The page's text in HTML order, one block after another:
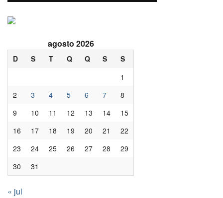
agosto 2026
D S T Q Q S
S
1
2
3 4 5 6 7
8
9
10 11 12 13 14
15
16
17 18 19 20 21
22
23
24 25 26 27 28
29
30
31
« jul